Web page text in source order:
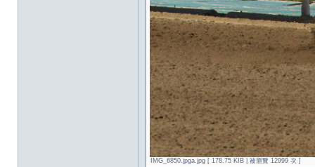
IMG_6850.jpga.jpg [ 178.75 KIB | 被瀏覽 12999 次 ]